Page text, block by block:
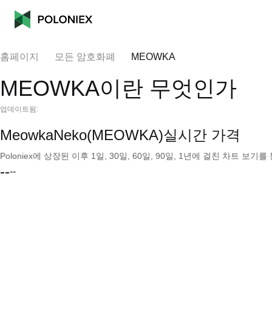
홈페이지 모든 암호화폐 MEOWKA
MEOWKA이란 무엇인가
업데이트됨:
MeowkaNeko(MEOWKA)실시간 가격
Poloniex에 상장된 이후 1일, 30일, 60일, 90일, 1년에 걸친 차트 보기
----